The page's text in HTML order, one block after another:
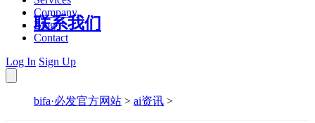
联系我们
Company
Blog
Contact
Log In Sign Up
bifa·必发官方网站 > ai资讯 >